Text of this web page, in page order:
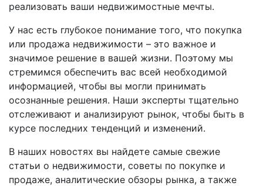
реализовать ваши недвижимостные мечты.
У нас есть глубокое понимание того, что покупка
или продажа недвижимости – это важное и
значимое решение в вашей жизни. Поэтому мы
стремимся обеспечить вас всей необходимой
информацией, чтобы вы могли принимать
осознанные решения. Наши эксперты тщательно
отслеживают и анализируют рынок, чтобы быть в
курсе последних тенденций и изменений.
В наших новостях вы найдете самые свежие
статьи о недвижимости, советы по покупке и
продаже, аналитические обзоры рынка, а также